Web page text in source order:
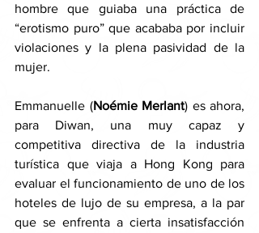
hombre que guiaba una práctica de
“erotismo puro” que acababa por incluir
violaciones y la plena pasividad de la
mujer.
Emmanuelle (Noémie Merlant) es ahora,
para Diwan, una muy capaz y
competitiva directiva de la industria
turística que viaja a Hong Kong para
evaluar el funcionamiento de uno de los
hoteles de lujo de su empresa, a la par
que se enfrenta a cierta insatisfacción